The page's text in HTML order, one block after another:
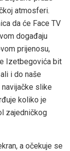
atmosferi.
da će Face TV
događaju
prijenosu,
Izetbegovića bit
i do naše
slike
koliko je
zajedničkog
a očekuje se